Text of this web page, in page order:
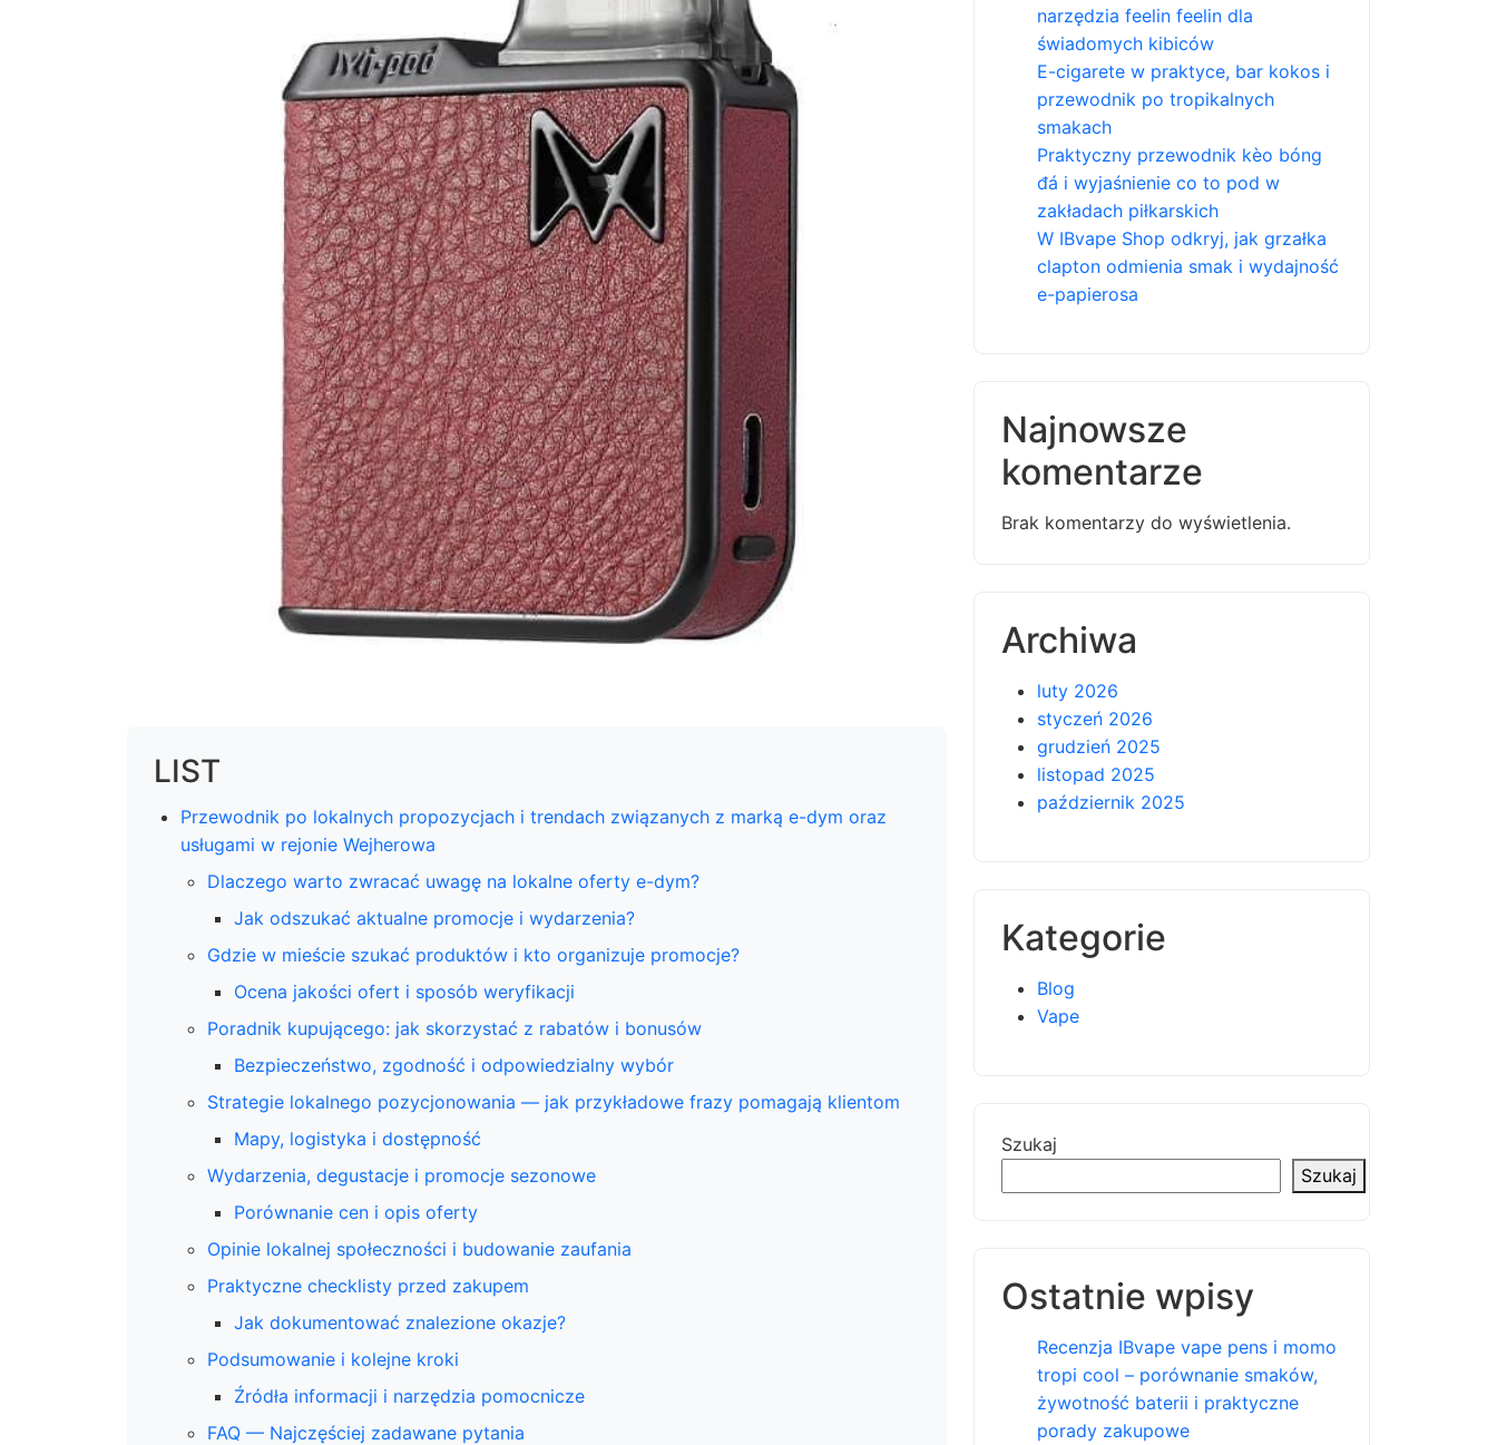
LIST
Przewodnik po lokalnych propozycjach i trendach związanych z marką e-dym oraz
usługami w rejonie Wejherowa
Dlaczego warto zwracać uwagę na lokalne oferty e-dym?
Jak odszukać aktualne promocje i wydarzenia?
Gdzie w mieście szukać produktów i kto organizuje promocje?
Ocena jakości ofert i sposób weryfikacji
Poradnik kupującego: jak skorzystać z rabatów i bonusów
Bezpieczeństwo, zgodność i odpowiedzialny wybór
Strategie lokalnego pozycjonowania — jak przykładowe frazy pomagają klientom
Mapy, logistyka i dostępność
Wydarzenia, degustacje i promocje sezonowe
Porównanie cen i opis oferty
Opinie lokalnej społeczności i budowanie zaufania
Praktyczne checklisty przed zakupem
Jak dokumentować znalezione okazje?
Podsumowanie i kolejne kroki
Źródła informacji i narzędzia pomocnicze
FAQ — Najczęściej zadawane pytania
narzędzia feelin feelin dla
świadomych kibiców
E-cigarete w praktyce, bar kokos i
przewodnik po tropikalnych
smakach
Praktyczny przewodnik kèo bóng
đá i wyjaśnienie co to pod w
zakładach piłkarskich
W IBvape Shop odkryj, jak grzałka
clapton odmienia smak i wydajność
e-papierosa
Najnowsze
komentarze
Brak komentarzy do wyświetlenia.
Archiwa
luty 2026
styczeń 2026
grudzień 2025
listopad 2025
październik 2025
Kategorie
Blog
Vape
Szukaj
Szukaj
Ostatnie wpisy
Recenzja IBvape vape pens i momo
tropi cool – porównanie smaków,
żywotność baterii i praktyczne
porady zakupowe